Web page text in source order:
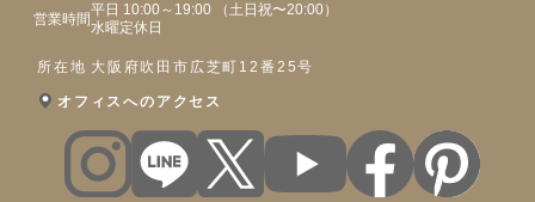
営業時間
平日 10:00～19:00 （土日祝〜20:00）
水曜定休日
所在地 大阪府吹田市広芝町12番25号
オフィスへのアクセス